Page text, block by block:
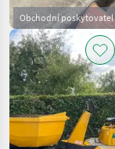
Obchodní poskytovatel